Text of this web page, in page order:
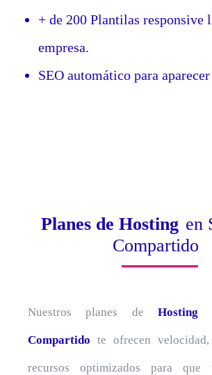
+ de 200 Plantilas responsive
empresa.
SEO automático para
Planes de Hosting en
Compartido
Nuestros planes deHosting
Compartido te ofrecen
recursos optimizados para